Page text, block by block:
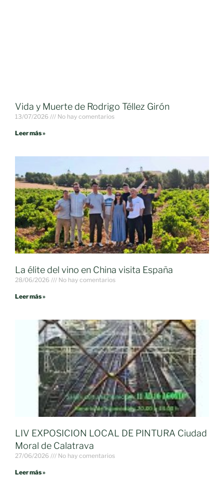
Vida y Muerte de Rodrigo Téllez Girón
13/07/2026 No hay comentarios
Leer más »
La élite del vino en China visita España
28/06/2026 No hay comentarios
Leer más »
LIV EXPOSICION LOCAL DE PINTURA Ciudad
Moral de Calatrava
27/06/2026 No hay comentarios
Leer más »